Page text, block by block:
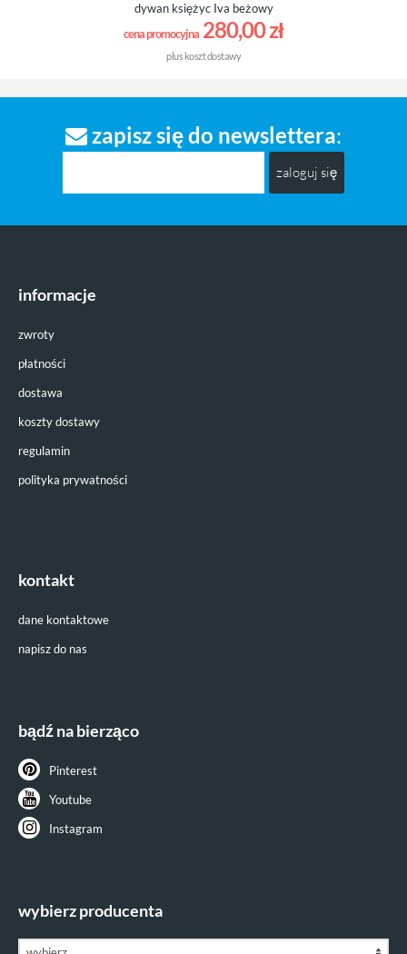
dywan księżyc Iva beżowy
cena promocyjna 280,00 zł
pluskoszt dostawy
zapisz się do newslettera
zaloguj się
informacje
zwroty
płatności
dostawa
koszty dostawy
regulamin
polityka prywatności
kontakt
dane kontaktowe
napisz do nas
bądź na bierząco
Pinterest
Youtube
Instagram
wybierz producenta